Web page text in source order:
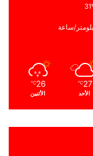
27
℃
الأحد
26
℃
الأثنين